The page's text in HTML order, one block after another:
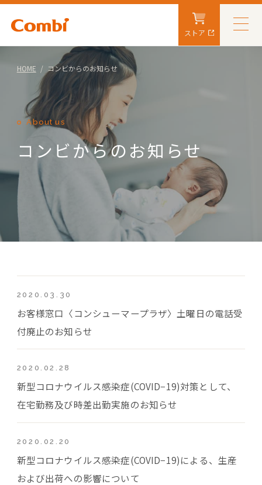
ストア
HOME コンビからのお知らせ
About us
コンビからのお知らせ
2020.03.30
お客様窓口〈コンシューマープラザ〉土曜日の電話受
付廃止のお知らせ
2020.02.28
新型コロナウイルス感染症(COVID−19)対策として、
在宅勤務及び時差出勤実施のお知らせ
2020.02.20
新型コロナウイルス感染症(COVID−19)による、生産
および出荷への影響について